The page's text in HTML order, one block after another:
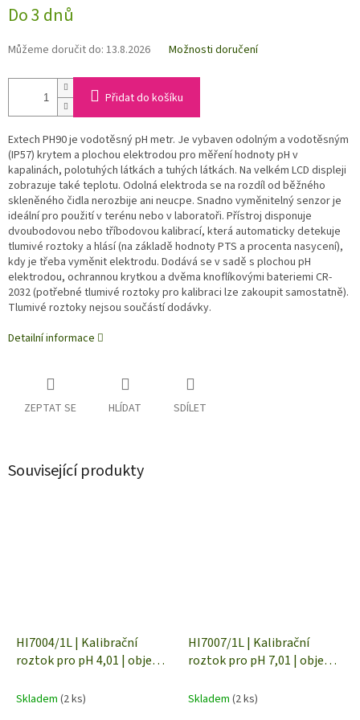
Do 3 dnů
Můžeme doručit do: 13.8.2026 Možnosti doručení
Přidat do košíku
Extech PH90 je vodotěsný pH metr. Je vybaven odolným a vodotěsným
(IP57) krytem a plochou elektrodou pro měření hodnoty pH v
kapalinách, polotuhých látkách a tuhých látkách. Na velkém LCD displeji
zobrazuje také teplotu. Odolná elektroda se na rozdíl od běžného
skleněného čidla nerozbije ani neucpe. Snadno vyměnitelný senzor je
ideální pro použití v terénu nebo v laboratoři. Přístroj disponuje
dvoubodovou nebo tříbodovou kalibrací, která automaticky detekuje
tlumivé roztoky a hlásí (na základě hodnoty PTS a procenta nasycení),
kdy je třeba vyměnit elektrodu. Dodává se v sadě s plochou pH
elektrodou, ochrannou krytkou a dvěma knoflíkovými bateriemi CR-
2032 (potřebné tlumivé roztoky pro kalibraci lze zakoupit samostatně).
Tlumivé roztoky nejsou součástí dodávky.
Detailní informace
ZEPTAT SE HLÍDAT SDÍLET
Související produkty
HI7004/1L | Kalibrační
roztok pro pH 4,01 | objem 1
Skladem (2 ks)
HI7007/1L | Kalibrační
roztok pro pH 7,01 | objem 1
Skladem (2 ks)